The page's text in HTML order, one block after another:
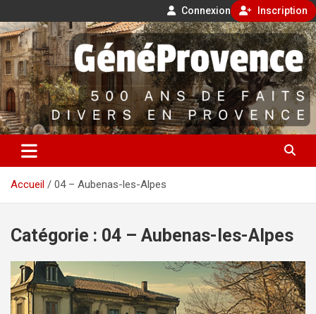
Connexion Inscription
Aller
au
contenu
GénéProvence
500 ans de faits divers en Provence
Accueil 04 – Aubenas-les-Alpes
Catégorie : 04 – Aubenas-les-Alpes